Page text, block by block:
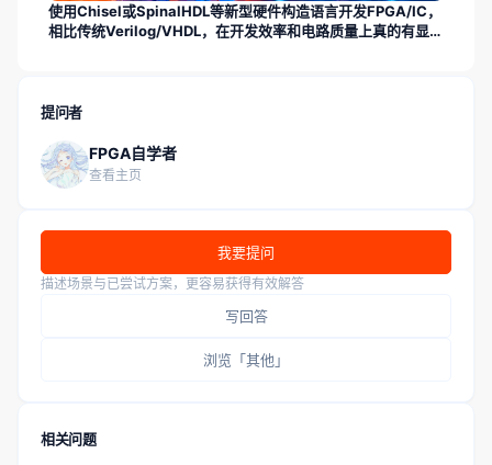
使用Chisel或SpinalHDL等新型硬件构造语言开发FPGA/IC，
相比传统Verilog/VHDL，在开发效率和电路质量上真的有显著
提问者
FPGA自学者
查看主页
我要提问
描述场景与已尝试方案，更容易获得有效解答
写回答
浏览「其他」
相关问题